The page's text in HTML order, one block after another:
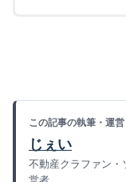
この記事の執筆・運営
じぇい
不動産クラファン・